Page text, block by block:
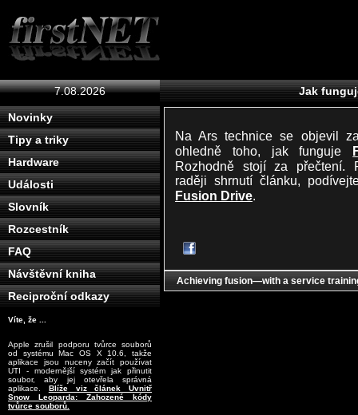
7.08.2026
Novinky
Tipy a triky
Hardware
Události
Slovník
Rozcestník
FAQ
Návštěvní kniha
Reciproční odkazy
Víte, že ...
Apple zrušil podporu tvůrce souborů
od systému Mac OS X 10.6, takže
aplikace jsou nuceny začít používat
UTI - modernější systém jak přinutit
soubor, aby jej otevřela správná
aplikace. Blíže viz článek Uvnitř
Snow Leoparda: Zahozené kódy
tvůrce souborů.
Jak
Na Ars technice se objevil
ohledně toho, jak funguje
Rozhodně stojí za přečtení.
raději shrnutí článku,
Fusion Drive.
Achieving fusion—with a service